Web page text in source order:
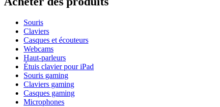
Souris
Claviers
Casques et écouteurs
Webcams
Haut-parleurs
Étuis clavier pour iPad
Souris gaming
Claviers gaming
Casques gaming
Microphones